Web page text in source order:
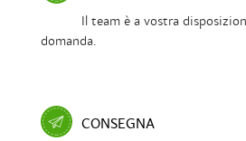
Il team è a vostra
domanda.
CONSEGNA